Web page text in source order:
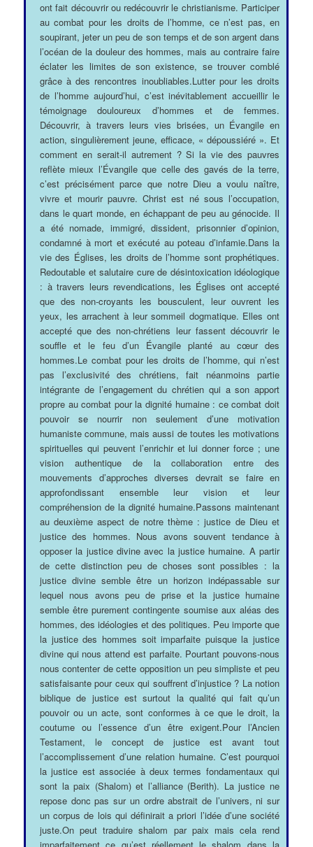
ont fait découvrir ou redécouvrir le christianisme. Participer
au combat pour les droits de l’homme, ce n’est pas, en
soupirant, jeter un peu de son temps et de son argent dans
l’océan de la douleur des hommes, mais au contraire faire
éclater les limites de son existence, se trouver comblé
grâce à des rencontres inoubliables.Lutter pour les droits
de l’homme aujourd’hui, c’est inévitablement accueillir le
témoignage douloureux d’hommes et de femmes.
Découvrir, à travers leurs vies brisées, un Évangile en
action, singulièrement jeune, efficace, « dépoussiéré ». Et
comment en serait-il autrement ? Si la vie des pauvres
reflète mieux l’Évangile que celle des gavés de la terre,
c’est précisément parce que notre Dieu a voulu naître,
vivre et mourir pauvre. Christ est né sous l’occupation,
dans le quart monde, en échappant de peu au génocide. Il
a été nomade, immigré, dissident, prisonnier d’opinion,
condamné à mort et exécuté au poteau d’infamie.Dans la
vie des Églises, les droits de l’homme sont prophétiques.
Redoutable et salutaire cure de désintoxication idéologique
: à travers leurs revendications, les Églises ont accepté
que des non-croyants les bousculent, leur ouvrent les
yeux, les arrachent à leur sommeil dogmatique. Elles ont
accepté que des non-chrétiens leur fassent découvrir le
souffle et le feu d’un Évangile planté au cœur des
hommes.Le combat pour les droits de l’homme, qui n’est
pas l’exclusivité des chrétiens, fait néanmoins partie
intégrante de l’engagement du chrétien qui a son apport
propre au combat pour la dignité humaine : ce combat doit
pouvoir se nourrir non seulement d’une motivation
humaniste commune, mais aussi de toutes les motivations
spirituelles qui peuvent l’enrichir et lui donner force ; une
vision authentique de la collaboration entre des
mouvements d’approches diverses devrait se faire en
approfondissant ensemble leur vision et leur
compréhension de la dignité humaine.Passons maintenant
au deuxième aspect de notre thème : justice de Dieu et
justice des hommes. Nous avons souvent tendance à
opposer la justice divine avec la justice humaine. A partir
de cette distinction peu de choses sont possibles : la
justice divine semble être un horizon indépassable sur
lequel nous avons peu de prise et la justice humaine
semble être purement contingente soumise aux aléas des
hommes, des idéologies et des politiques. Peu importe que
la justice des hommes soit imparfaite puisque la justice
divine qui nous attend est parfaite. Pourtant pouvons-nous
nous contenter de cette opposition un peu simpliste et peu
satisfaisante pour ceux qui souffrent d’injustice ? La notion
biblique de justice est surtout la qualité qui fait qu’un
pouvoir ou un acte, sont conformes à ce que le droit, la
coutume ou l’essence d’un être exigent.Pour l’Ancien
Testament, le concept de justice est avant tout
l’accomplissement d’une relation humaine. C’est pourquoi
la justice est associée à deux termes fondamentaux qui
sont la paix (Shalom) et l’alliance (Berith). La justice ne
repose donc pas sur un ordre abstrait de l’univers, ni sur
un corpus de lois qui définirait a priori l’idée d’une société
juste.On peut traduire shalom par paix mais cela rend